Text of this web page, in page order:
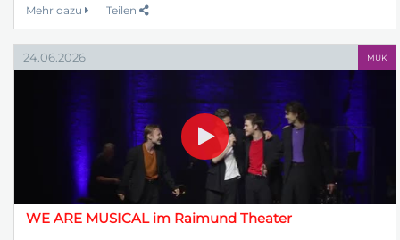
Mehr dazu Teilen
24.06.2026 MUK
WE ARE MUSICAL im Raimund Theater